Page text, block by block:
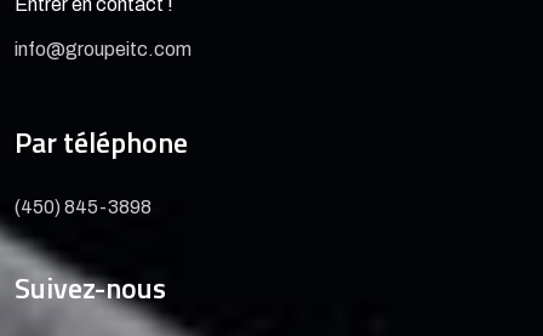
Entrer en contact !
info@groupeitc.com
Par téléphone
(450) 845-3898
Suivez-nous